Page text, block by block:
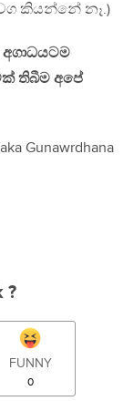
කියන්නේ නෑ.)
තිබීම අපේ
Gunawrdhana
?
FUNNY
0